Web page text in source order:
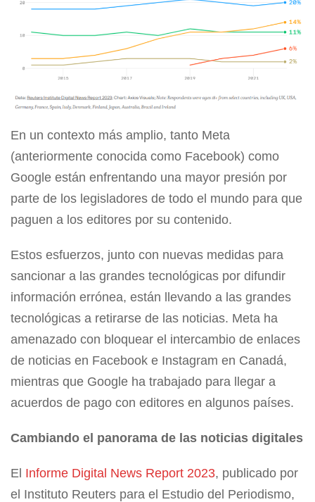
En un contexto más amplio, tanto Meta
(anteriormente conocida como Facebook) como
Google están enfrentando una mayor presión por
parte de los legisladores de todo el mundo para que
paguen a los editores por su contenido.
Estos esfuerzos, junto con nuevas medidas para
sancionar a las grandes tecnológicas por difundir
información errónea, están llevando a las grandes
tecnológicas a retirarse de las noticias. Meta ha
amenazado con bloquear el intercambio de enlaces
de noticias en Facebook e Instagram en Canadá,
mientras que Google ha trabajado para llegar a
acuerdos de pago con editores en algunos países.
Cambiando el panorama de las noticias digitales
El Informe Digital News Report 2023, publicado por
el Instituto Reuters para el Estudio del Periodismo,